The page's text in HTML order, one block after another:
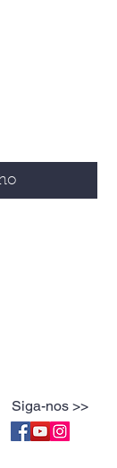
Siga-nos >>